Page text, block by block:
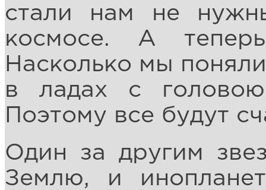
стали нам не
космосе. А
Насколько мы
в ладах с
Поэтому все будут
Один за другим
Землю, и